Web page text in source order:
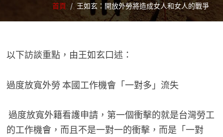
首頁 / 王如玄：開放外勞將造成女人和女人的戰爭
以下訪談重點，由王如玄口述：
過度放寬外勞 本國工作機會「一對多」流失
過度放寬外籍看護申請，第一個衝擊的就是台灣勞工
的工作機會，而且不是一對一的衝擊，而是「一對